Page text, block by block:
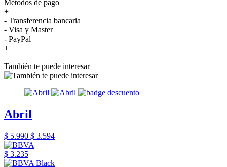
Métodos de pago
+
- Transferencia bancaria
- Visa y Master
- PayPal
+
También te puede interesar
Abril
$ 5.990 $ 3.594
$ 3.235